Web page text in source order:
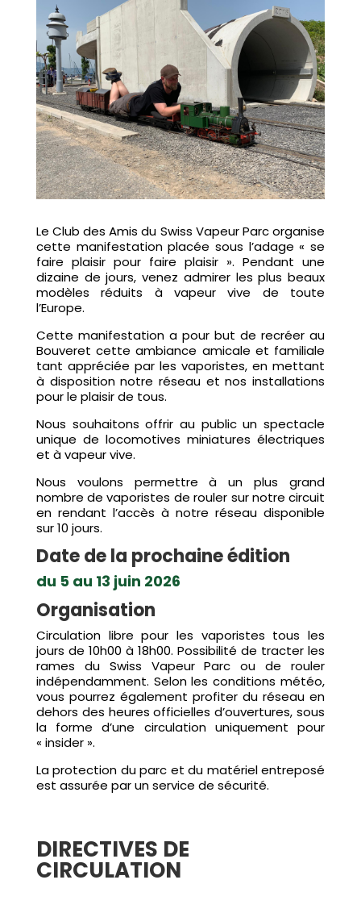
Le Club des Amis du Swiss Vapeur Parc organise
cette manifestation placée sous l’adage « se
faire plaisir pour faire plaisir ». Pendant une
dizaine de jours, venez admirer les plus beaux
modèles réduits à vapeur vive de toute
l’Europe.
Cette manifestation a pour but de recréer au
Bouveret cette ambiance amicale et familiale
tant appréciée par les vaporistes, en mettant
à disposition notre réseau et nos installations
pour le plaisir de tous.
Nous souhaitons offrir au public un spectacle
unique de locomotives miniatures électriques
et à vapeur vive.
Nous voulons permettre à un plus grand
nombre de vaporistes de rouler sur notre circuit
en rendant l’accès à notre réseau disponible
sur 10 jours.
Date de la prochaine édition
du 5 au 13 juin 2026
Organisation
Circulation libre pour les vaporistes tous les
jours de 10h00 à 18h00. Possibilité de tracter les
rames du Swiss Vapeur Parc ou de rouler
indépendamment. Selon les conditions météo,
vous pourrez également profiter du réseau en
dehors des heures officielles d’ouvertures, sous
la forme d’une circulation uniquement pour
« insider ».
La protection du parc et du matériel entreposé
est assurée par un service de sécurité.
DIRECTIVES DE
CIRCULATION